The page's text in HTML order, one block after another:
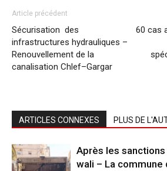
Article précédent
Sécurisation des
infrastructures hydrauliques –
Renouvellement de la
canalisation Chlef–Gargar
60 cas
ARTICLES CONNEXES PLUS DE
Après les
wali – La commune